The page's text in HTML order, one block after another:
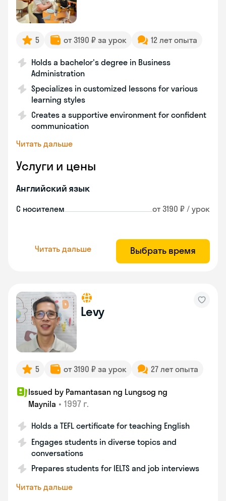
5 от 3190 ₽ за урок 12 лет опыта
Holds a bachelor's degree in Business
Administration
Specializes in customized lessons for various
learning styles
Creates a supportive environment for confident
communication
Читать дальше
Услуги и цены
Английский язык
С носителем от 3190 ₽ / урок
Читать дальше Выбрать время
Levy
5 от 3190 ₽ за урок 27 лет опыта
Issued by Pamantasan ng Lungsog ng
Maynila • 1997 г.
Holds a TEFL certificate for teaching English
Engages students in diverse topics and
conversations
Prepares students for IELTS and job interviews
Читать дальше